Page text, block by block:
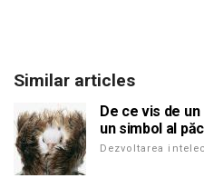
Similar articles
De ce vis de
un simbol al
Dezvoltarea